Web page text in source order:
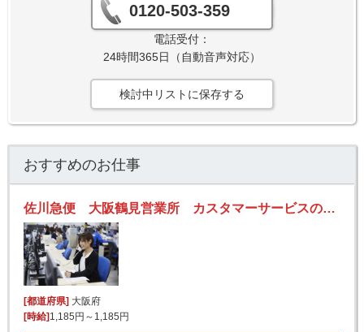
0120-503-359
電話受付：
24時間365日（自動音声対応）
検討中リストに保存する
おすすめのお仕事
佐川急便 大阪鶴見営業所 カスタマーサービスの求人！未経験歓迎！先輩たちがサポートします♪
[都道府県]大阪府
[時給]1,185円～1,185円